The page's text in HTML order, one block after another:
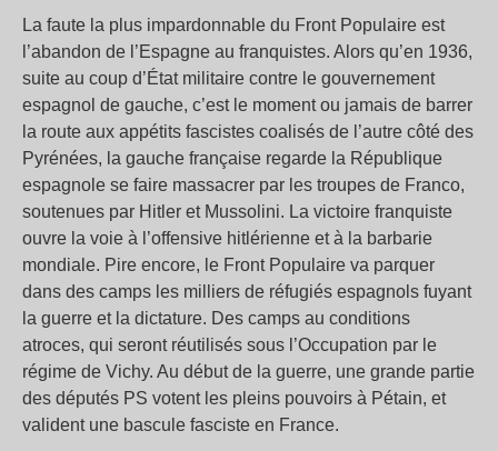
La faute la plus impardonnable du Front Populaire est
l’abandon de l’Espagne au franquistes. Alors qu’en 1936,
suite au coup d’État militaire contre le gouvernement
espagnol de gauche, c’est le moment ou jamais de barrer
la route aux appétits fascistes coalisés de l’autre côté des
Pyrénées, la gauche française regarde la République
espagnole se faire massacrer par les troupes de Franco,
soutenues par Hitler et Mussolini. La victoire franquiste
ouvre la voie à l’offensive hitlérienne et à la barbarie
mondiale. Pire encore, le Front Populaire va parquer
dans des camps les milliers de réfugiés espagnols fuyant
la guerre et la dictature. Des camps au conditions
atroces, qui seront réutilisés sous l’Occupation par le
régime de Vichy. Au début de la guerre, une grande partie
des députés PS votent les pleins pouvoirs à Pétain, et
valident une bascule fasciste en France.